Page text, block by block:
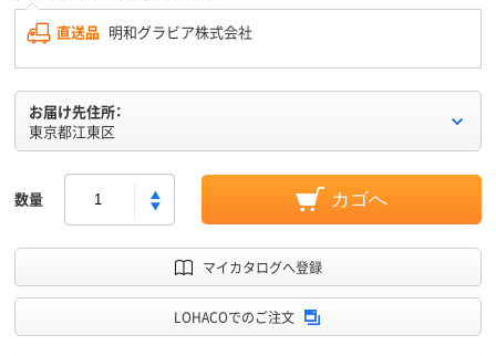
直送品 明和グラビア株式会社
お届け先住所：
東京都江東区
数量 カゴへ
マイカタログへ登録
LOHACOでのご注文